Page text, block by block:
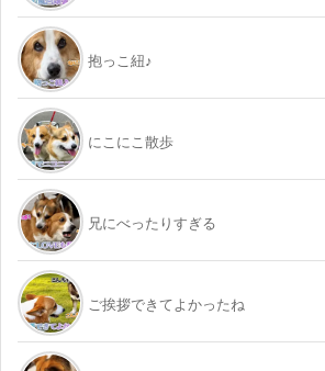
抱っこ紐♪
にこにこ散歩
兄にべったりすぎる
ご挨拶できてよかったね